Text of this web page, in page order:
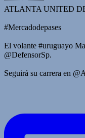
ATLANTA UNITED
#Mercadodepases
El volante #uruguayo
@DefensorSp.
Seguirá su carrera en